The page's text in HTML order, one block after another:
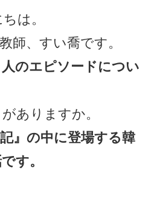
は。
師、すい喬です。
のエピソードについ
ありますか。
』の中に登場する韓
す。